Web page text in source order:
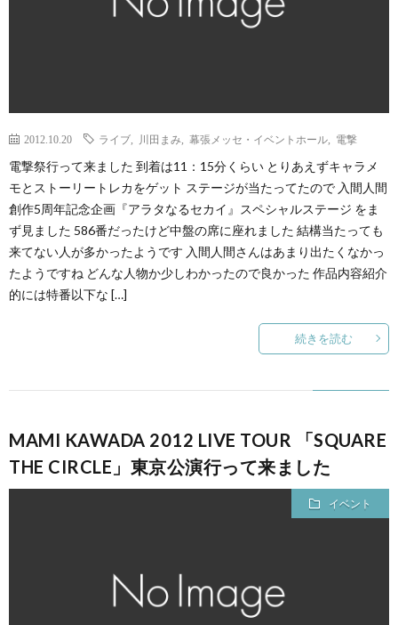
2012.10.20 ライブ 川田まみ 幕張メッセ・イベントホール 電撃
電撃祭行って来ました 到着は11：15分くらい とりあえずキャラメ
モとストーリートレカをゲット ステージが当たってたので 入間人間
創作5周年記念企画『アラタなるセカイ』スペシャルステージ をま
ず見ました 586番だったけど中盤の席に座れました 結構当たっても
来てない人が多かったようです 入間人間さんはあまり出たくなかっ
たようですね どんな人物か少しわかったので良かった 作品内容紹介
的には特番以下な […]
続きを読む
MAMI KAWADA 2012 LIVE TOUR 「SQUARE
THE CIRCLE」東京公演行って来ました
イベント